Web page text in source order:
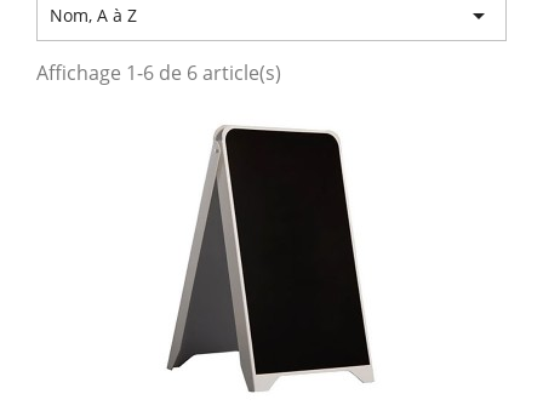
Nom, A à Z 
Affichage 1-6 de 6 article(s)